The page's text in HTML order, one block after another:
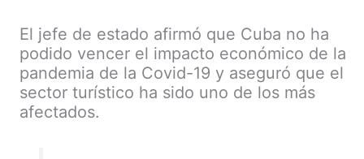
El jefe de estado afirmó que Cuba no ha
podido vencer el impacto económico de la
pandemia de la Covid-19 y aseguró que el
sector turístico ha sido uno de los más
afectados.